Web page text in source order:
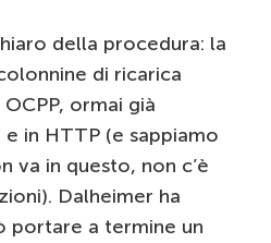
della procedura: la
di ricarica
ormai già
in HTTP (e sappiamo
va in questo, non c’è
Dalheimer ha
portare a termine un